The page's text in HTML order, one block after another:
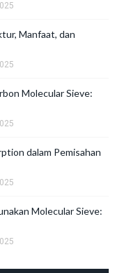
Manfaat, dan
Molecular Sieve:
dalam Pemisahan
Molecular Sieve: